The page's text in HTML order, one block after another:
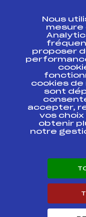
Ressources
Pass’Neige
Projet sportif
Projet de
Antidopage
Pôle
Scientifique
Listes
Pôle vie de
Carrières
Nous
mesure
proposer
cookies de
sont
accepter,
vos
obtenir
notre